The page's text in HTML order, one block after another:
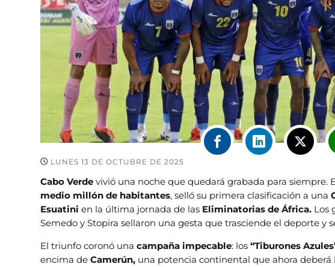
LUNES 13 DE OCTUBRE DE 2025
Cabo Verdevivió una noche que quedará grabada para siempre.
medio millón de habitantes, selló su primera clasificación a una
Esuatini en la última jornada de las Eliminatorias de África. Los
Semedo y Stopira sellaron una gesta que trasciende el deporte y
El triunfo coronó unacampaña impecable: los“Tiburones
encima deCamerún, una potencia continental que ahora deberá